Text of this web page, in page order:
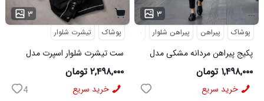
۳
پوشاک تیشرت شلوار
ست تیشرت شلوار اسپرت مدل
MAN مشکی
۲,۴۹۸,۰۰۰ تومان
خرید سریع 4
۳ ...
پوشاک پیراهن پیراهن شلوار شلوار مردانه
پکیج پیراهن مردانه مشکی مدل
VQ شلوار مردانه مشکی مدل
MOBIN
۱,۴۹۸,۰۰۰ تومان
خرید سریع